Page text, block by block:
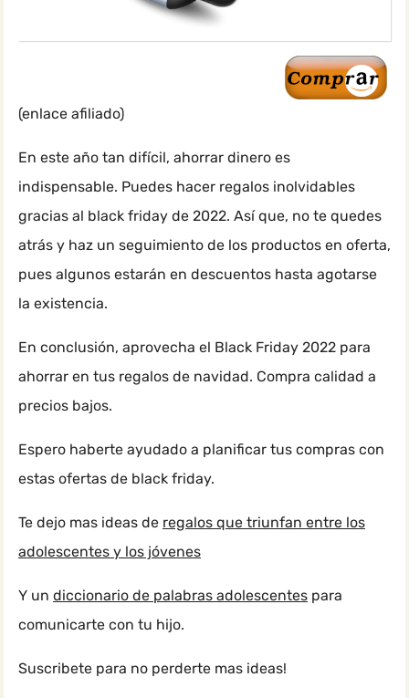
(enlace afiliado)
En este año tan difícil, ahorrar dinero es
indispensable. Puedes hacer regalos inolvidables
gracias al black friday de 2022. Así que, no te quedes
atrás y haz un seguimiento de los productos en oferta,
pues algunos estarán en descuentos hasta agotarse
la existencia.
En conclusión, aprovecha el Black Friday 2022 para
ahorrar en tus regalos de navidad. Compra calidad a
precios bajos.
Espero haberte ayudado a planificar tus compras con
estas ofertas de black friday.
Te dejo mas ideas de regalos que triunfan entre los
adolescentes y los jóvenes
Y un diccionario de palabras adolescentes para
comunicarte con tu hijo.
Suscribete para no perderte mas ideas!